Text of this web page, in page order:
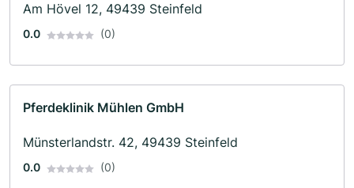
Am Hövel 12, 49439 Steinfeld
0.0 (0)
Pferdeklinik Mühlen GmbH
Münsterlandstr. 42, 49439 Steinfeld
0.0 (0)